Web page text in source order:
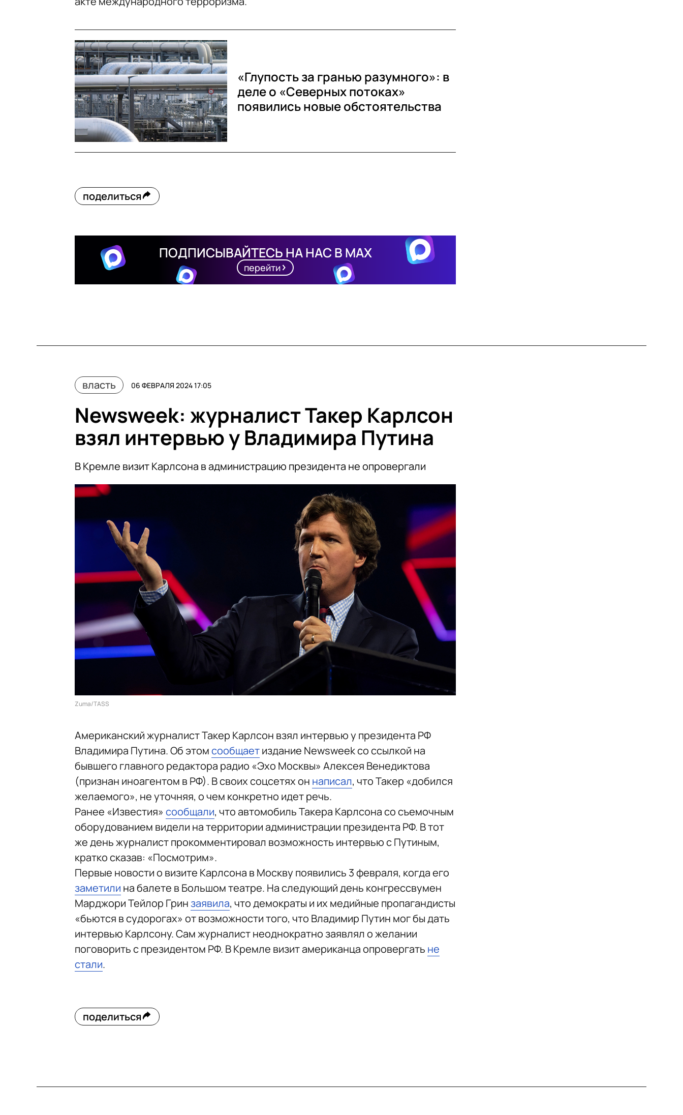
«Глупость за гранью разумного»: в
деле о «Северных потоках»
появились новые обстоятельства
поделиться
ПОДПИСЫВАЙТЕСЬ НА НАС В MAX
перейти
власть 06 ФЕВРАЛЯ 2024 17:05
Newsweek: журналист Такер Карлсон
взял интервью у Владимира Путина
В Кремле визит Карлсона в администрацию президента не опровергали
Zuma/TASS
Американский журналист Такер Карлсон взял интервью у президента РФ
Владимира Путина. Об этомсообщаетиздание Newsweek со ссылкой на
бывшего главного редактора радио «Эхо Москвы» Алексея Венедиктова
(признан иноагентом в РФ). В своих соцсетях он написал, что Такер «добился
желаемого», не уточняя, о чем конкретно идет речь.
Ранее «Известия» сообщали, что автомобиль Такера Карлсона со съемочным
оборудованием видели на территории администрации президента РФ. В тот
же день журналист прокомментировал возможность интервью с Путиным,
кратко сказав: «Посмотрим».
Первые новости о визите Карлсона в Москву появились 3 февраля, когда его
заметили на балете в Большом театре. На следующий день конгрессвумен
Марджори Тейлор Гринзаявила, что демократы и их медийные пропагандисты
«бьются в судорогах» от возможности того, что Владимир Путин мог бы дать
интервью Карлсону. Сам журналист неоднократно заявлял о желании
поговорить с президентом РФ. В Кремле визит американца опровергать не
стали.
поделиться